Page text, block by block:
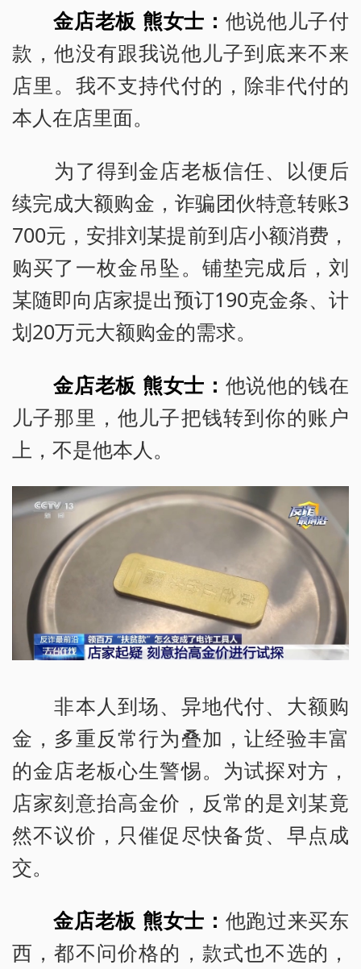
金店老板 熊女士： 他说他儿子付
款，他没有跟我说他儿子到底来不来
店里。我不支持代付的，除非代付的
本人在店里面。
为了得到金店老板信任、以便后
续完成大额购金，诈骗团伙特意转账3
700元，安排刘某提前到店小额消费，
购买了一枚金吊坠。铺垫完成后，刘
某随即向店家提出预订190克金条、计
划20万元大额购金的需求。
金店老板 熊女士： 他说他的钱在
儿子那里，他儿子把钱转到你的账户
上，不是他本人。
非本人到场、异地代付、大额购
金，多重反常行为叠加，让经验丰富
的金店老板心生警惕。为试探对方，
店家刻意抬高金价，反常的是刘某竟
然不议价，只催促尽快备货、早点成
交。
金店老板 熊女士： 他跑过来买东
西，都不问价格的，款式也不选的，